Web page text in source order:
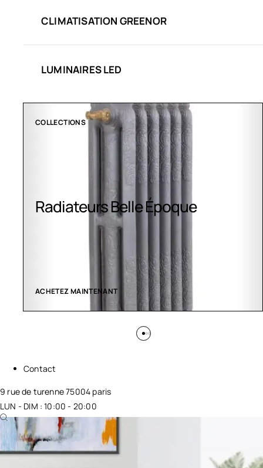
CLIMATISATION GREENOR
LUMINAIRES LED
CLIMATISATION GREENOR
Climatisation Greenor
VOIR LES CRÉATIONS
Contact
9 rue de turenne 75004 paris
LUN - DIM : 10:00 - 20:00